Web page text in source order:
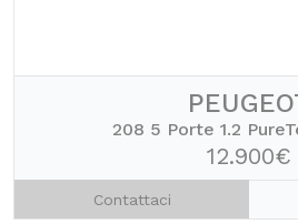
208 5 Porte 1.2
12.900€
Contattaci